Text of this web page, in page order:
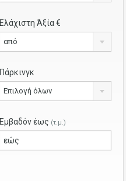
Ελάχιστη Άξία €
από
Πάρκινγκ
Επιλογή όλων
Εμβαδόν έως (τ.μ.)